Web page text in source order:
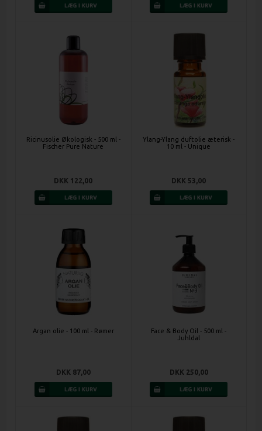
Ricinusolie Økologisk - 500 ml -
Fischer Pure Nature
DKK 122,00
Ylang-Ylang duftolie æterisk -
10 ml - Unique
DKK 53,00
Argan olie - 100 ml - Rømer
DKK 87,00
Face & Body Oil - 500 ml -
Juhldal
DKK 250,00